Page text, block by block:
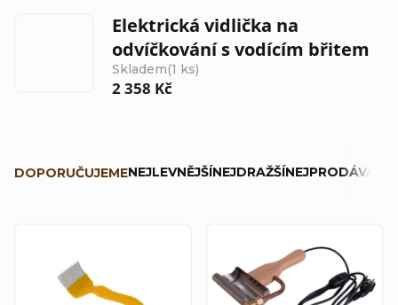
Elektrická vidlička na
odvíčkování s vodícím břitem
Skladem(1 ks)
2 358 Kč
a
DOPORUČUJEMENEJLEVNĚJŠÍNEJDRAŽŠÍ